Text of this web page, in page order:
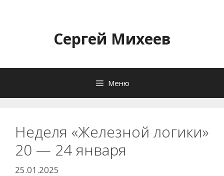
содержимомуСергей Михеев
Меню
Неделя «Железной логики»
20 — 24 января
25.01.2025